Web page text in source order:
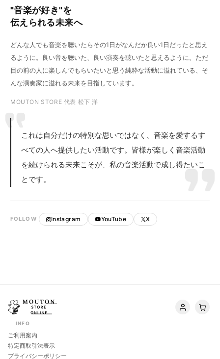
"音楽が好き"を
伝えられる未来へ
どんな人でも音楽を聴いたらその1日がなんだか良い1日だったと思え
るように。良い音を聴いた、良い演奏を聴いたと思えるように。ただ
目の前の人に楽しんでもらいたいと思う純粋な活動に溢れている、そ
んな演奏家に溢れる未来を目指しています。
MOUTON STORE 代表 松下 洋
これは自分だけの特別な思いではなく、音楽を愛するす
べての人へ提供したい活動です。皆様が楽しく音楽活動
を続けられる未来こそが、私の音楽活動で成し得たいこ
とです。
FOLLOW Instagram YouTube X
INFO
ご利用案内
特定商取引法表示
プライバシーポリシー